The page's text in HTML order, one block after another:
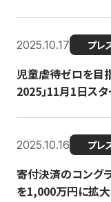
2025.10.17 プレ
児童虐待ゼロを目
2025」11月1日スタ
2025.10.16 プレ
寄付決済のコング
を1,000万円に拡大